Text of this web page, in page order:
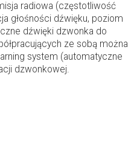
radiowa (częstotliwość
głośności dźwięku, poziom
dźwięki dzwonka do
ze sobą można
system (automatyczne
dzwonkowej.